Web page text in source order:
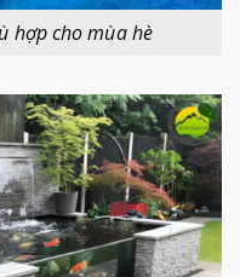
hợp cho mùa hè